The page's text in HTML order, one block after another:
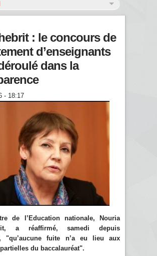
: le concours de
d’enseignants
dans la
- 18:17
de l’Education nationale, Nouria
a réaffirmé, samedi depuis
"qu’aucune fuite n’a eu lieu aux
du baccalauréat".